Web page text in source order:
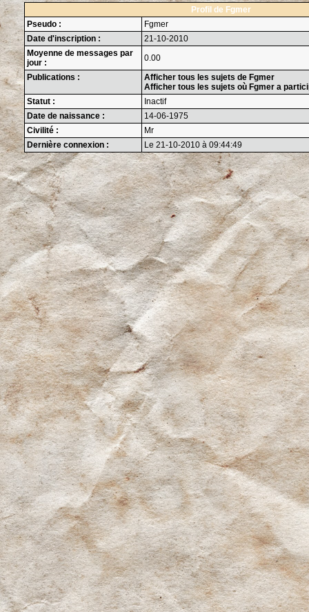
Profil de Fgmer
Pseudo :
Fgmer
Date d'inscription :
21-10-2010
Moyenne de messages par
jour :
0.00
Publications :
Afficher tous les sujets de Fgmer
Afficher tous les sujets où Fgmer a
Statut :
Inactif
Date de naissance :
14-06-1975
Civilité :
Mr
Dernière connexion :
Le 21-10-2010 à 09:44:49